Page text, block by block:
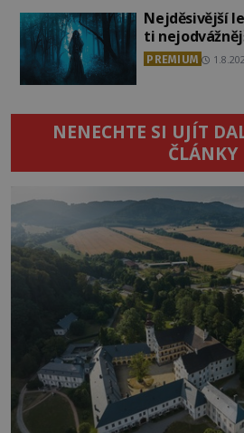
Nejděsivější lesy
ti
PREMIUM
NENECHTE SI UJÍT
ČLÁNKY